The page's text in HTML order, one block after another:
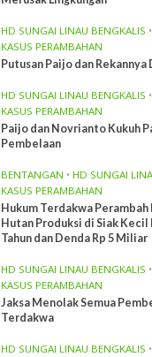
HD SUNGAI LINAU BENGKALIS •
KASUS PERAMBAHAN
Putusan Paijo dan
HD SUNGAI LINAU BENGKALIS •
KASUS PERAMBAHAN
Paijo dan Novrianto Kukuh
Pembelaan
BENTANGAN • HD SUNGAI
KASUS PERAMBAHAN
Hukum Terdakwa Perambah
Hutan Produksi di Siak Kecil
Tahun dan Denda Rp 5 Miliar
HD SUNGAI LINAU BENGKALIS •
KASUS PERAMBAHAN
Jaksa Menolak Semua
Terdakwa
HD SUNGAI LINAU BENGKALIS •